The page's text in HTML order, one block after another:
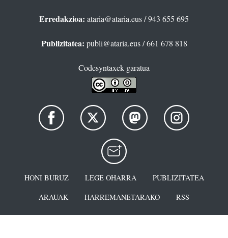
Erredakzioa: ataria@ataria.eus/ 943 655 695
Publizitatea: publi@ataria.eus/ 661 678 818
Codesyntaxek garatua
HONI BURUZ LEGE OHARRA
PUBLIZITATEA
ARAUAK
HARREMANETARAKO RSS